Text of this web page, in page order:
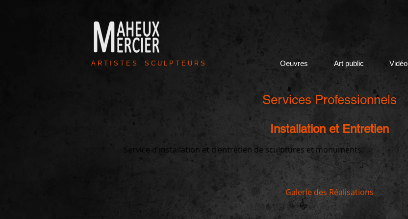
A R T I S T E S S C U L P T E U R S Oeuvres Art public Vidéo
Service d'installation et d'entretien de sculptures et monuments.
Services Professionnels
Installation et Entretien
Galerie des Réalisations